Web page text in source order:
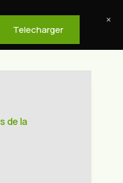
de la
Telecharger
×